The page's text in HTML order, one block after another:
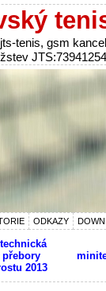
tenis, gsm
ODKAZY
2013